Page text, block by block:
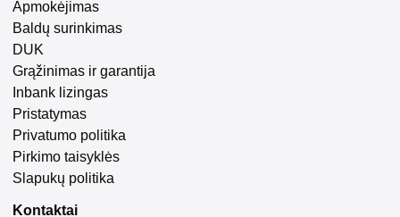
Apmokėjimas
Baldų surinkimas
DUK
Grąžinimas ir garantija
Inbank lizingas
Pristatymas
Privatumo politika
Pirkimo taisyklės
Slapukų politika
Kontaktai